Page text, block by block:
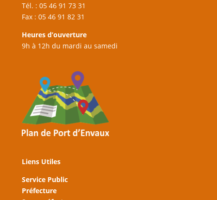
Tél. : 05 46 91 73 31
Fax : 05 46 91 82 31
Heures d’ouverture
9h à 12h du mardi au samedi
Liens Utiles
Service Public
Préfecture